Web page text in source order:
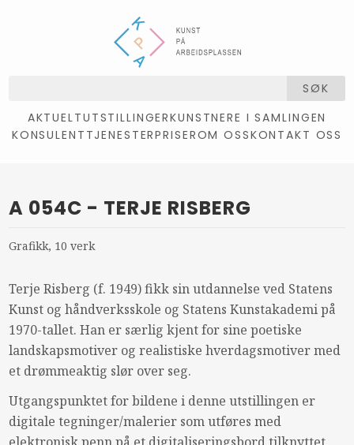
SØK
AKTUELTUTSTILLINGERKUNSTNERE I SAMLINGEN
KONSULENTTJENESTERPRISEROM OSSKONTAKT OSS
A 054C - TERJE RISBERG
Grafikk, 10 verk
Terje Risberg (f. 1949) fikk sin utdannelse ved Statens
Kunst og håndverksskole og Statens Kunstakademi på
1970-tallet. Han er særlig kjent for sine poetiske
landskapsmotiver og realistiske hverdagsmotiver med
et drømmeaktig slør over seg.
Utgangspunktet for bildene i denne utstillingen er
digitale tegninger/malerier som utføres med